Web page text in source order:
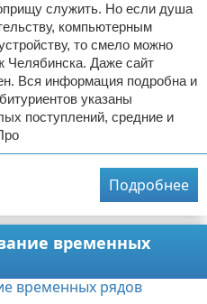
служить. Но если душа
компьютерным
то смело можно
Челябинска. Даже сайт
Вся информация подробна и
указаны
поступлений, средние и
Подробнее
временных